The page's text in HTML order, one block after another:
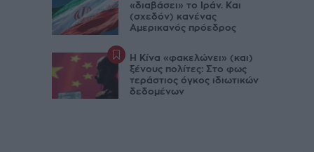
«διαβάσει» το Ιράν. Και
(σχεδόν) κανένας
Αμερικανός πρόεδρος
Η Κίνα «φακελώνει» (και)
ξένους πολίτες: Στο φως
τεράστιος όγκος ιδιωτικών
δεδομένων